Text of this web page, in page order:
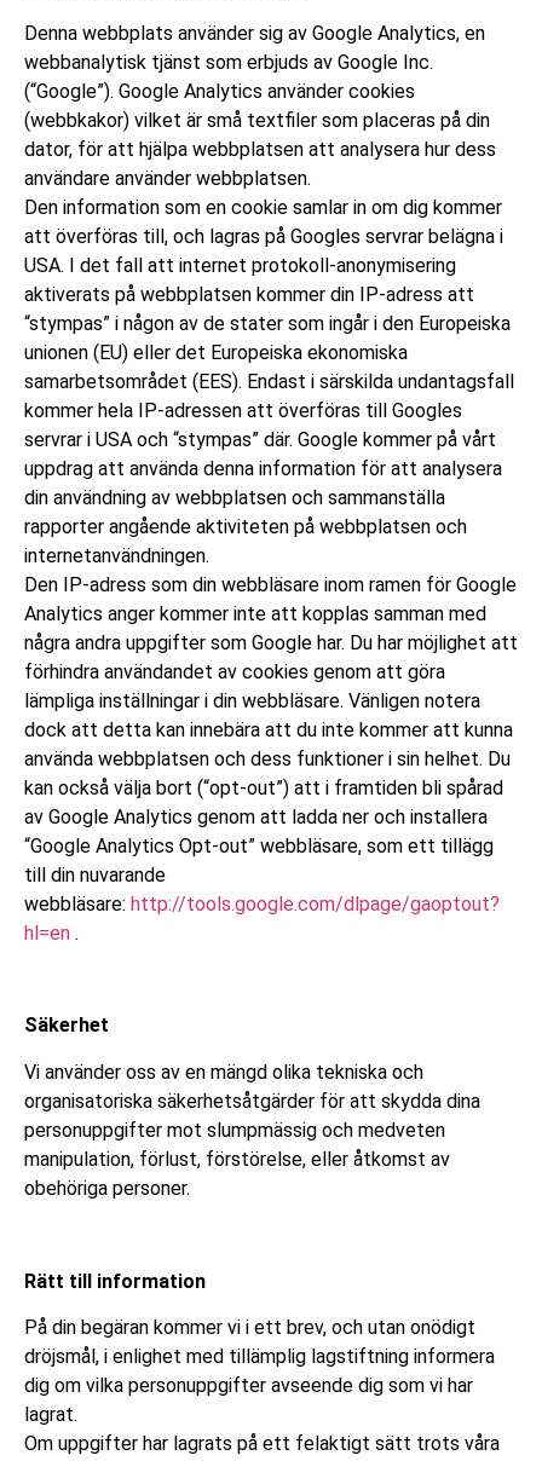
Denna webbplats använder sig av Google Analytics, en
webbanalytisk tjänst som erbjuds av Google Inc.
(“Google”). Google Analytics använder cookies
(webbkakor) vilket är små textfiler som placeras på din
dator, för att hjälpa webbplatsen att analysera hur dess
användare använder webbplatsen.
Den information som en cookie samlar in om dig kommer
att överföras till, och lagras på Googles servrar belägna i
USA. I det fall att internet protokoll-anonymisering
aktiverats på webbplatsen kommer din IP-adress att
“stympas” i någon av de stater som ingår i den Europeiska
unionen (EU) eller det Europeiska ekonomiska
samarbetsområdet (EES). Endast i särskilda undantagsfall
kommer hela IP-adressen att överföras till Googles
servrar i USA och “stympas” där. Google kommer på vårt
uppdrag att använda denna information för att analysera
din användning av webbplatsen och sammanställa
rapporter angående aktiviteten på webbplatsen och
internetanvändningen.
Den IP-adress som din webbläsare inom ramen för Google
Analytics anger kommer inte att kopplas samman med
några andra uppgifter som Google har. Du har möjlighet att
förhindra användandet av cookies genom att göra
lämpliga inställningar i din webbläsare. Vänligen notera
dock att detta kan innebära att du inte kommer att kunna
använda webbplatsen och dess funktioner i sin helhet. Du
kan också välja bort (“opt-out”) att i framtiden bli spårad
av Google Analytics genom att ladda ner och installera
“Google Analytics Opt-out” webbläsare, som ett tillägg
till din nuvarande
webbläsare: http://tools.google.com/dlpage/gaoptout?
hl=en .
Säkerhet
Vi använder oss av en mängd olika tekniska och
organisatoriska säkerhetsåtgärder för att skydda dina
personuppgifter mot slumpmässig och medveten
manipulation, förlust, förstörelse, eller åtkomst av
obehöriga personer.
Rätt till information
På din begäran kommer vi i ett brev, och utan onödigt
dröjsmål, i enlighet med tillämplig lagstiftning informera
dig om vilka personuppgifter avseende dig som vi har
lagrat.
Om uppgifter har lagrats på ett felaktigt sätt trots våra